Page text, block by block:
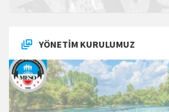
YÖNETIM KURULUMUZ